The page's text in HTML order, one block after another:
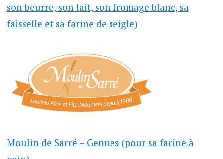
son beurre, son lait, son fromage blanc, sa
faisselle et sa farine de seigle)
Moulin de Sarré – Gennes (pour sa farine à